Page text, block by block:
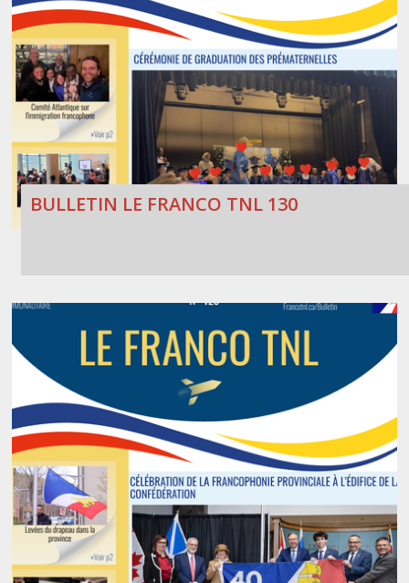
BULLETIN LE FRANCO TNL 130